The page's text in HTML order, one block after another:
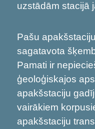
uzstādām stacijā
Pašu
sagatavota
Pamati ir
ģeoloģiskajos
apakšstaciju
vairākiem
apakšstaciju